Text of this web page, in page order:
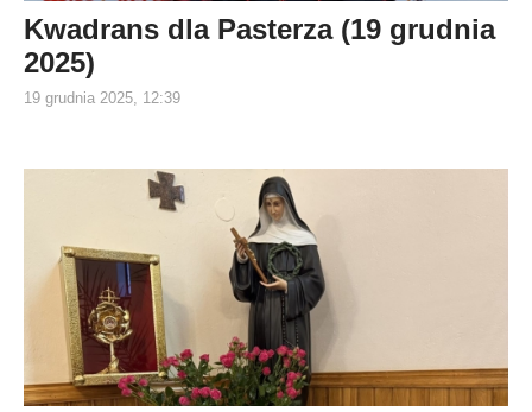
Kwadrans dla Pasterza (19 grudnia
2025)
19 grudnia 2025, 12:39